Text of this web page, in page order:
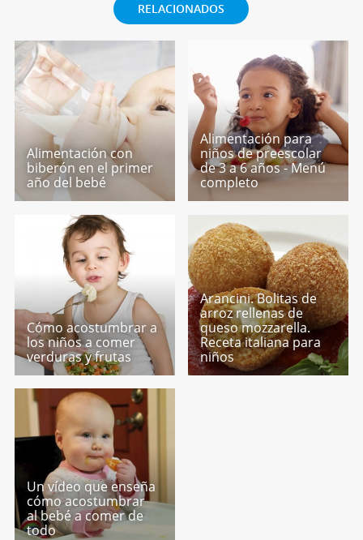
RELACIONADOS
Alimentación con
biberón en el primer
año del bebé
Alimentación para
niños de preescolar
de 3 a 6 años - Menú
completo
Cómo acostumbrar a
los niños a comer
verduras y frutas
Arancini. Bolitas de
arroz rellenas de
queso mozzarella.
Receta italiana para
niños
Un vídeo que enseña
cómo acostumbrar
al bebé a comer de
todo